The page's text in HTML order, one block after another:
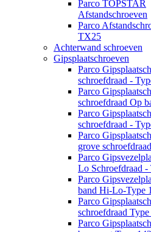
Parco TOPSTAR
Afstandschroeven
Parco
TX25
Achterwand schroeven
Gipsplaatschroeven
Parco
schroefdraad -
Parco
schroefdraad Op
Parco
schroefdraad -
Parco
grove
Parco
Lo Schroefdraad -
Parco
band Hi-Lo-Type
Parco
schroefdraad
Parco